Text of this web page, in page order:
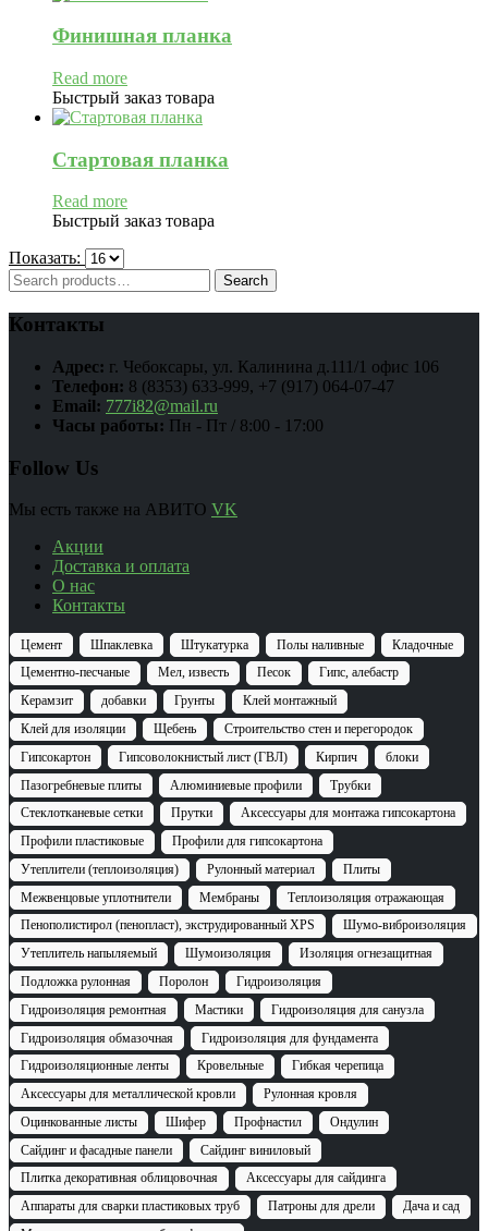
Финишная планка
Read more
Быстрый заказ товара
Стартовая планка
Read more
Быстрый заказ товара
Показать:
Search
for:
Search
Контакты
Адрес: г. Чебоксары, ул. Калинина д.111/1 офис 106
Телефон: 8 (8353) 633-999, +7 (917) 064-07-47
Email: 777i82@mail.ru
Часы работы: Пн - Пт / 8:00 - 17:00
Follow Us
Мы есть также на АВИТО VK
Акции
Доставка и оплата
О нас
Контакты
Цемент Шпаклевка Штукатурка Полы наливные
Кладочные
Цементно-песчаные
Мел, известь Песок
Гипс, алебастр
Керамзит
добавки Грунты
Клей монтажный
Клей для изоляции
Щебень
Строительство стен и перегородок
Гипсокартон
Гипсоволокнистый лист (ГВЛ) Кирпич
блоки
Пазогребневые плиты
Алюминиевые профили
Трубки
Стеклотканевые сетки
Прутки
Аксессуары для монтажа гипсокартона
Профили пластиковые
Профили для гипсокартона
Утеплители (теплоизоляция)
Рулонный материал
Плиты
Межвенцовые уплотнители
Мембраны
Теплоизоляция отражающая
Пенополистирол (пенопласт), экструдированный XPS
Шумо-виброизоляция
Утеплитель напыляемый
Шумоизоляция
Изоляция огнезащитная
Подложка рулонная
Поролон
Гидроизоляция
Гидроизоляция ремонтная
Мастики
Гидроизоляция для санузла
Гидроизоляция обмазочная
Гидроизоляция для фундамента
Гидроизоляционные ленты
Кровельные
Гибкая черепица
Аксессуары для металлической кровли
Рулонная кровля
Оцинкованные листы
Шифер Профнастил
Ондулин
Сайдинг и фасадные панели
Сайдинг виниловый
Плитка декоративная облицовочная
Аксессуары для сайдинга
Аппараты для сварки пластиковых труб
Патроны для дрели
Дача и сад